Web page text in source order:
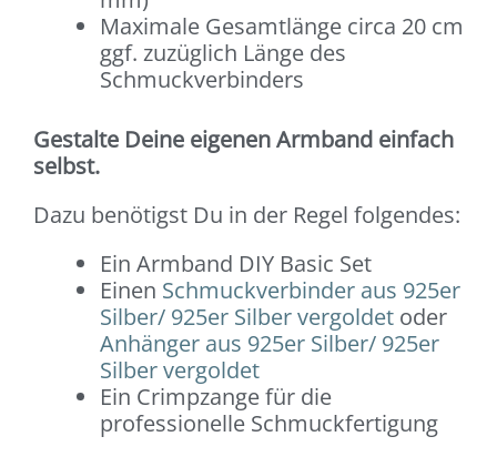
Maximale Gesamtlänge circa 20 cm
ggf. zuzüglich Länge des
Schmuckverbinders
Gestalte Deine eigenen Armband einfach
selbst.
Dazu benötigst Du in der Regel folgendes:
Ein Armband DIY Basic Set
Einen Schmuckverbinder aus 925er
Silber/ 925er Silber vergoldet oder
Anhänger aus 925er Silber/ 925er
Silber vergoldet
Ein Crimpzange für die
professionelle Schmuckfertigung